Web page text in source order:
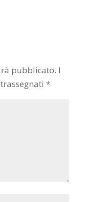
pubblicato. I
*